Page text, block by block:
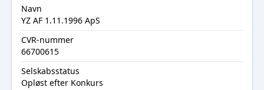
Navn
YZ AF 1.11.1996 ApS
CVR-nummer
66700615
Selskabsstatus
Opløst efter Konkurs